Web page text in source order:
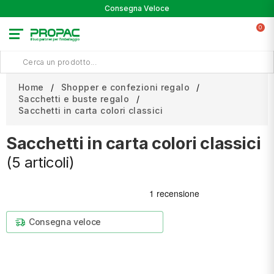
0
Consegna Veloce
Home
Shopper e confezioni regalo
Sacchetti e buste regalo
Sacchetti in carta colori classici
Sacchetti in carta colori classici
(5 articoli)
Consegna veloce